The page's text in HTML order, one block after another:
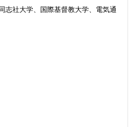
志社大学、国際基督教大学、電気通